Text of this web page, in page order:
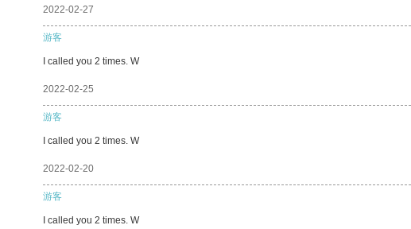
2022-02-27
游客
I called you 2 times. W
2022-02-25
游客
I called you 2 times. W
2022-02-20
游客
I called you 2 times. W